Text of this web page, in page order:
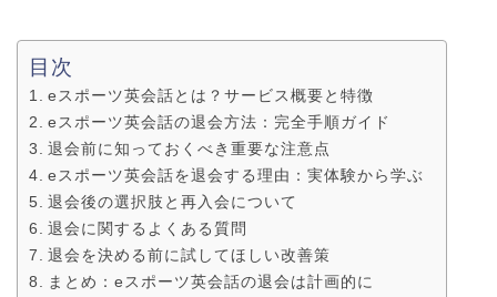
目次
eスポーツ英会話とは？サービス概要と特徴
eスポーツ英会話の退会方法：完全手順ガイド
退会前に知っておくべき重要な注意点
eスポーツ英会話を退会する理由：実体験から学ぶ
退会後の選択肢と再入会について
退会に関するよくある質問
退会を決める前に試してほしい改善策
まとめ：eスポーツ英会話の退会は計画的に